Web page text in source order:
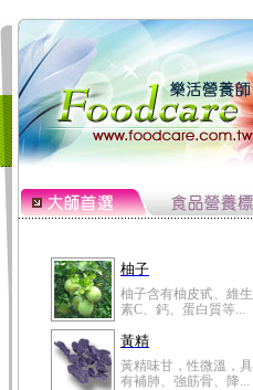
柚子
柚子含有柚皮甙、維生
素C、鈣、蛋白質等...
黃精
黃精味甘，性微溫，具
有補肺、強筋骨、降...